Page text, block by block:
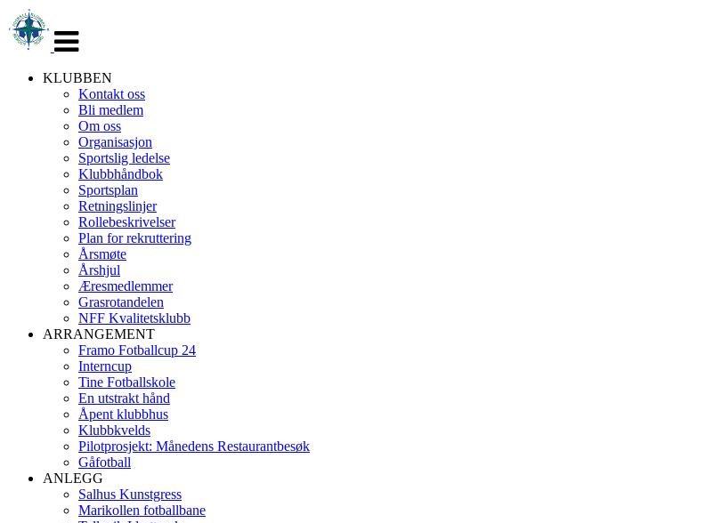
navigasjon
KLUBBEN
Kontakt oss
Bli medlem
Om oss
Organisasjon
Sportslig ledelse
Klubbhåndbok
Sportsplan
Retningslinjer
Rollebeskrivelser
Plan for rekruttering
Årsmøte
Årshjul
Æresmedlemmer
Grasrotandelen
NFF Kvalitetsklubb
ARRANGEMENT
Framo Fotballcup 24
Interncup
Tine Fotballskole
En utstrakt hånd
Åpent klubbhus
Klubbkvelds
Pilotprosjekt: Månedens Restaurantbesøk
Gåfotball
ANLEGG
Salhus Kunstgress
Marikollen fotballbane